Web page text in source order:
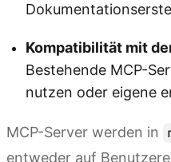
Kompatibilität mit
Bestehende MCP-
nutzen oder eigene
MCP-Server werden in
entweder auf